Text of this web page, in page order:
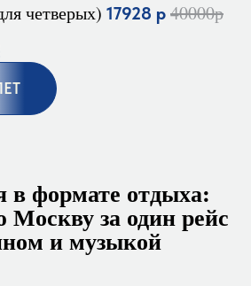
четверых) 17928 р 40000р
в формате отдыха:
Москву за один рейс
и музыкой